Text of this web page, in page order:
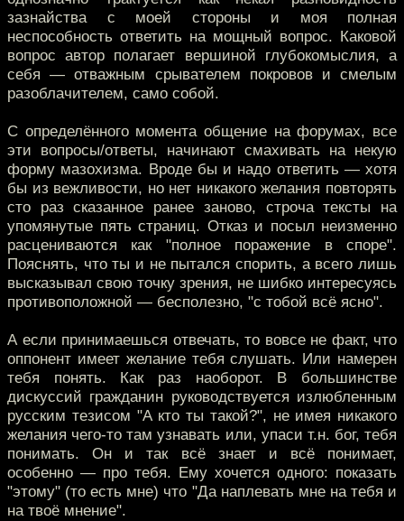
зазнайства с моей стороны и моя полная
неспособность ответить на мощный вопрос. Каковой
вопрос автор полагает вершиной глубокомыслия, а
себя — отважным срывателем покровов и смелым
разоблачителем, само собой.
C определённого момента общение на форумах, все
эти вопросы/ответы, начинают смахивать на некую
форму мазохизма. Вроде бы и надо ответить — хотя
бы из вежливости, но нет никакого желания повторять
сто раз сказанное ранее заново, строча тексты на
упомянутые пять страниц. Отказ и посыл неизменно
расцениваются как "полное поражение в споре".
Пояснять, что ты и не пытался спорить, а всего лишь
высказывал свою точку зрения, не шибко интересуясь
противоположной — бесполезно, "с тобой всё ясно".
А если принимаешься отвечать, то вовсе не факт, что
оппонент имеет желание тебя слушать. Или намерен
тебя понять. Как раз наоборот. В большинстве
дискуссий гражданин руководствуется излюбленным
русским тезисом "А кто ты такой?", не имея никакого
желания чего-то там узнавать или, упаси т.н. бог, тебя
понимать. Он и так всё знает и всё понимает,
особенно — про тебя. Ему хочется одного: показать
"этому" (то есть мне) что "Да наплевать мне на тебя и
на твоё мнение".